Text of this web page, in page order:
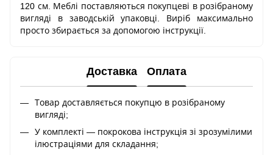
120 см. Меблі поставляються покупцеві в розібраному
вигляді в заводській упаковці. Виріб максимально
просто збирається за допомогою інструкції.
Доставка Оплата
Товар доставляється покупцю в розібраному
вигляді;
У комплекті — покрокова інструкція зі зрозумілими
ілюстраціями для складання;